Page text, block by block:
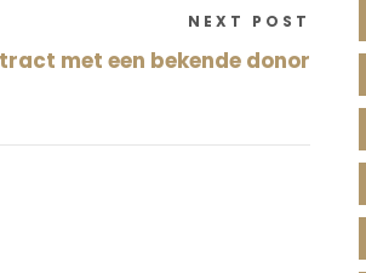
NEXT POST
met een bekende donor